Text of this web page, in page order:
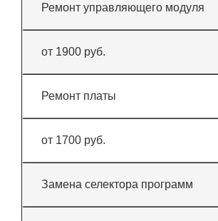
Ремонт управляющего модуля
от 1900 руб.
Ремонт платы
от 1700 руб.
Замена селектора программ